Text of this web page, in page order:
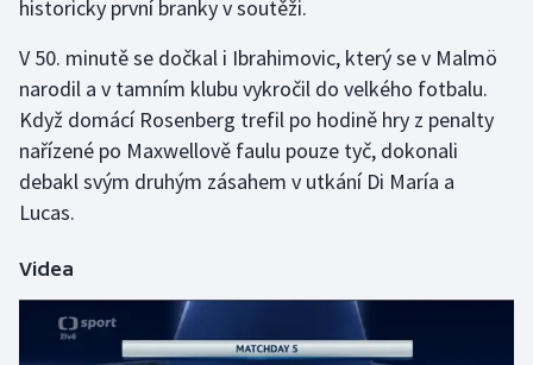
Rychlostní kanoistika
Short track
Sportovní střelba
Stolní tenis
Veslování
Vodní slalom
historicky první branky v soutěži.
V 50. minutě se dočkal i Ibrahimovic, který se v Malmö
narodil a v tamním klubu vykročil do velkého fotbalu.
Když domácí Rosenberg trefil po hodině hry z penalty
nařízené po Maxwellově faulu pouze tyč, dokonali
debakl svým druhým zásahem v utkání Di María a
Lucas.
Videa